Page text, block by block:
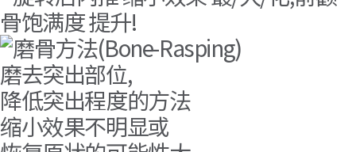
磨去突出部位,
降低突出程度的方法
缩小效果不明显或